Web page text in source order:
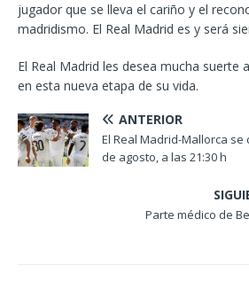
jugador que se lleva el cariño y el
madridismo. El Real Madrid es y será
El Real Madrid les desea mucha suerte
en esta nueva etapa de su vida.
ANTERIOR
El Real Madrid-Mallorca
de agosto, a las 21:30 h
Parte médico de